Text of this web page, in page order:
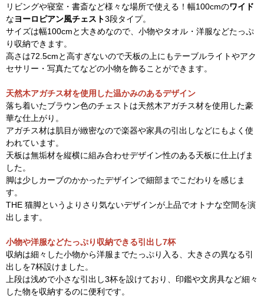
リビングや寝室・書斎など様々な場所で使える！幅100cmのワイド
なヨーロピアン風チェスト3段タイプ。
サイズは幅100cmと大きめなので、小物やタオル・洋服などたっぷ
り収納できます。
高さは72.5cmと高すぎないので天板の上にもテーブルライトやアク
セサリー・写真たてなどの小物を飾ることができます。
天然木アガチス材を使用した温かみのあるデザイン
落ち着いたブラウン色のチェストは天然木アガチス材を使用した豪
華な仕上がり。
アガチス材は肌目が緻密なので楽器や家具の引出しなどにもよく使
われています。
天板は無垢材を縦横に組み合わせデザイン性のある天板に仕上げま
した。
脚は少しカーブのかかったデザインで細部までこだわりを感じま
す。
THE 猫脚というよりさり気ないデザインが上品でオトナな空間を演
出します。
小物や洋服などたっぷり収納できる引出し7杯
収納は細々した小物から洋服までたっぷり入る、大きさの異なる引
出しを7杯設けました。
上段は浅めで小さな引出し3杯を設けており、印鑑や文房具など細々
した物を収納するのに便利です。